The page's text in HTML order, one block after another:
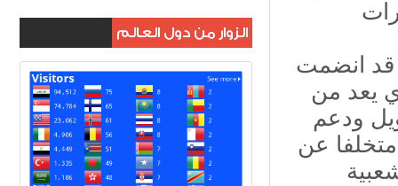
قد انضمت
يعد من
ودعم
متخلفا عن
الزوار من دول العالم